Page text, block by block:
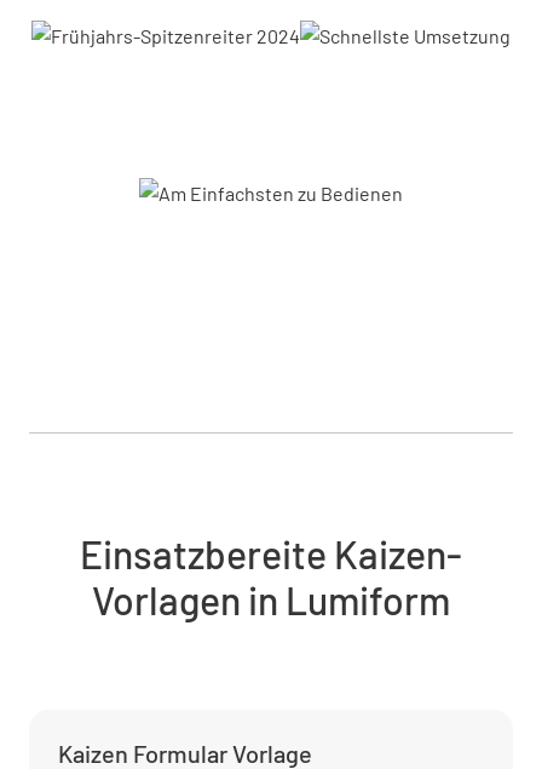
Einsatzbereite Kaizen-
Vorlagen in Lumiform
Kaizen Formular Vorlage